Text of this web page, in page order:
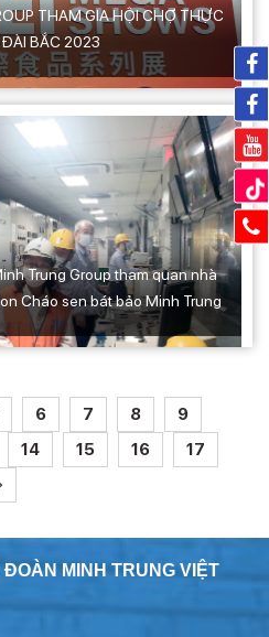
THAM GIA HỘI CHỢ THỰC
BẮC 2023
Trung Group tham quan nhà
Cháo sen bát bảo Minh Trung
6 7 8
9
14 15 16
17
MINH TRUNG VIỆT